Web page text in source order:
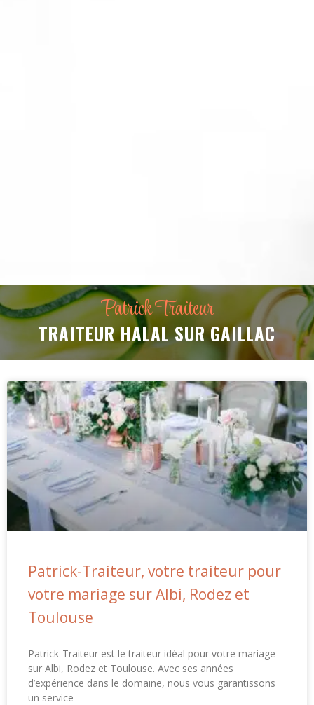
Patrick Traiteur
TRAITEUR HALAL SUR GAILLAC
Patrick-Traiteur, votre traiteur pour
votre mariage sur Albi, Rodez et
Toulouse
Patrick-Traiteur est le traiteur idéal pour votre mariage
sur Albi, Rodez et Toulouse. Avec ses années
d’expérience dans le domaine, nous vous garantissons
un service